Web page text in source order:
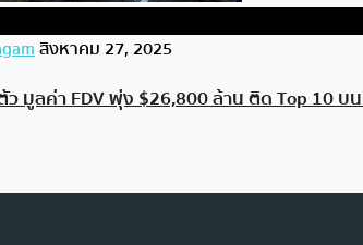
สิงหาคม 27, 2025
มูลค่า FDV พุ่ง $26,800 ล้าน ติด Top 10 บ